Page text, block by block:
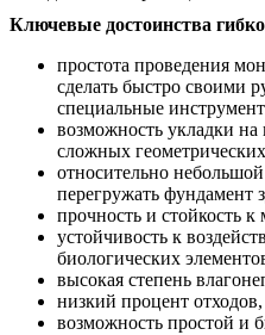
Ключевые достоинства
простота проведения
сделать быстро своими
специальные
возможность укладки
сложных
относительно
перегружать
прочность и стойкость
устойчивость к
биологических
высокая степень
низкий процент
возможность простой и